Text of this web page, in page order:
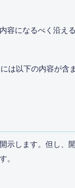
容になるべく沿え
は以下の内容が含
示します。但し、
。